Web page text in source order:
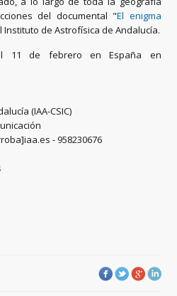
del documental "El enigma
de Astrofísica de Andalucía.
11 de febrero en España en
(IAA-CSIC)
- 958230676